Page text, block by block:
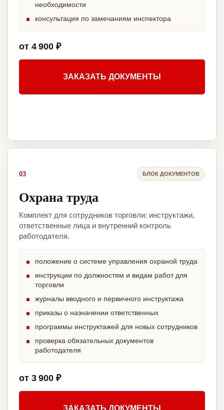
необходимости
консультация по замечаниям инспектора
от 4 900 ₽
ЗАКАЗАТЬ ДОКУМЕНТЫ
03 БЛОК ДОКУМЕНТОВ
Охрана труда
Комплект для сотрудников торговли: инструктажи,
ответственные лица и внутренний контроль
работодателя.
положение о системе управления охраной труда
инструкции по должностям и видам работ для
торговли
журналы вводного и первичного инструктажа
приказы о назначении ответственных
программы инструктажей для новых сотрудников
проверка обязательных документов
работодателя
от 3 900 ₽
ЗАКАЗАТЬ ДОКУМЕНТЫ